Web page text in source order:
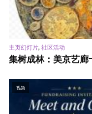
主页幻灯片, 社区活动
集树成林：美京艺廊
视频